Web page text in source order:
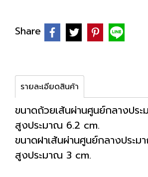
Share
รายละเอียดสินค้า
ขนาดถ้วยเส้นผ่านศูนย์กลางปร
สูงประมาณ 6.2 cm.
ขนาดฝาเส้นผ่านศูนย์กลางประ
สูงประมาณ 3 cm.